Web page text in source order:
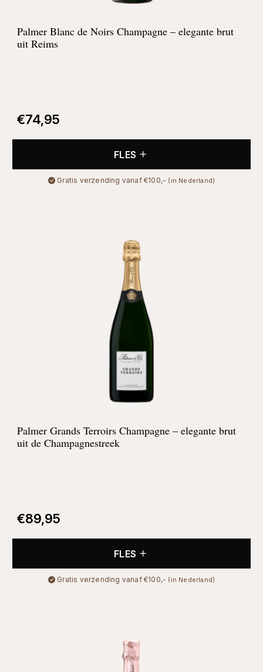
Palmer Blanc de Noirs Champagne – elegante brut
uit Reims
€74,95
FLES
Gratis verzending vanaf €100,- (in Nederland)
Palmer Grands Terroirs Champagne – elegante brut
uit de Champagnestreek
€89,95
FLES
Gratis verzending vanaf €100,- (in Nederland)